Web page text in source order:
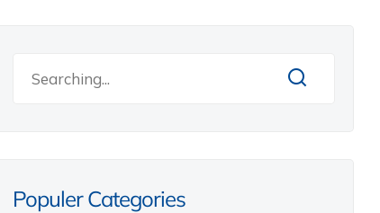
Populer Categories